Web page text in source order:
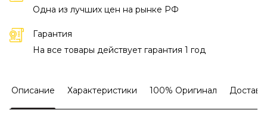
Одна из лучших цен на рынке РФ
Гарантия
На все товары действует гарантия 1 год
Описание Характеристики 100% Оригинал